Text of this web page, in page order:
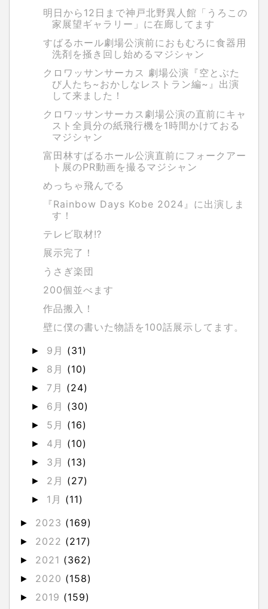
明日から12日まで神戸北野異人館「うろこの
家展望ギャラリー」に在廊してます
すばるホール劇場公演前におもむろに食器用
洗剤を掻き回し始めるマジシャン
クロワッサンサーカス 劇場公演『空とぶた
び人たち~おかしなレストラン編~』出演
して来ました！
クロワッサンサーカス劇場公演の直前にキャ
スト全員分の紙飛行機を1時間かけておる
マジシャン
富田林すばるホール公演直前にフォークアー
ト展のPR動画を撮るマジシャン
めっちゃ飛んでる
『Rainbow Days Kobe 2024』に出演しま
す！
テレビ取材⁉️
展示完了！
うさぎ楽団
200個並べます
作品搬入！
壁に僕の書いた物語を100話展示してます。
► 9月 (31)
► 8月 (10)
► 7月 (24)
► 6月 (30)
► 5月 (16)
► 4月 (10)
► 3月 (13)
► 2月 (27)
► 1月 (11)
► 2023 (169)
► 2022 (217)
► 2021 (362)
► 2020 (158)
► 2019 (159)